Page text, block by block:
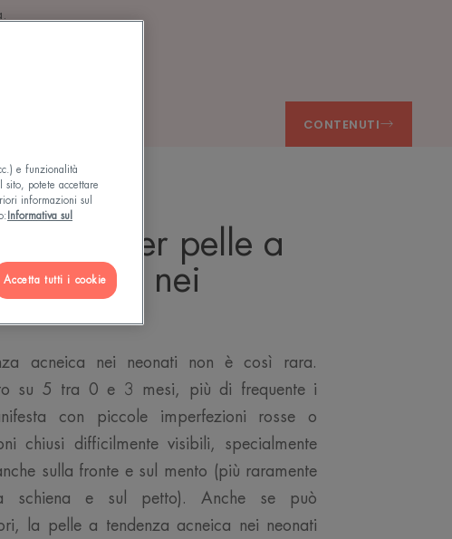
CONTENUTI
per pelle a
acneica nei
acneica nei neonati non è così rara.
su 5 tra 0 e 3 mesi, più di frequente i
con piccole imperfezioni rosse o
chiusi difficilmente visibili, specialmente
sulla fronte e sul mento (più raramente
schiena e sul petto). Anche se può
la pelle a tendenza acneica nei neonati
e funzionalità
potete accettare
informazioni sul
Informativa sul
Accetta tutti i cookie